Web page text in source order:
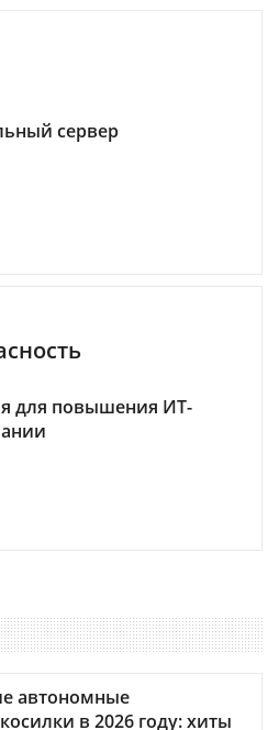
сервер
для повышения ИТ-
автономные
в 2026 году: хиты